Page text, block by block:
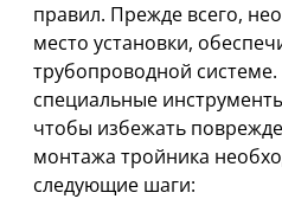
правил. Прежде всего,
место установки,
трубопроводной
специальные
чтобы избежать
монтажа тройника
следующие шаги: